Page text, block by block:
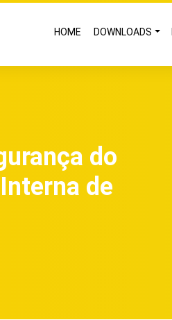
HOME DOWNLOADS
do
de